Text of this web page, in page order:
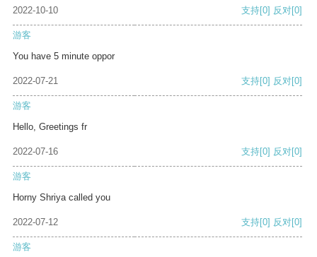
2022-10-10 支持[0] 反对[0]
游客
You have 5 minute oppor
2022-07-21 支持[0] 反对[0]
游客
Hello, Greetings fr
2022-07-16 支持[0] 反对[0]
游客
Horny Shriya called you
2022-07-12 支持[0] 反对[0]
游客